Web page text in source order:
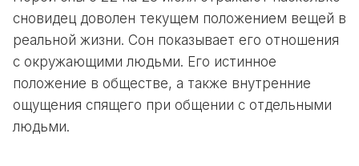
сновидец доволен текущем положением вещей в
реальной жизни. Сон показывает его отношения
с окружающими людьми. Его истинное
положение в обществе, а также внутренние
ощущения спящего при общении с отдельными
людьми.